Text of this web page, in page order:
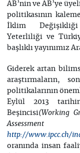
AB’nin ve AB’ye
politikasının
İklim Değişikliği
Yeterliliği ve
başlıklı yayınımız
Giderek artan
araştırmaların,
politikalarının
Eylül 2013
Beşincisi( Working
http://www.ipcc.ch/
oranında insan